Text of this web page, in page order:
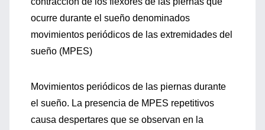
ocurre durante el sueño denominados
movimientos periódicos de las extremidades del
sueño (MPES)
Movimientos periódicos de las piernas durante
el sueño. La presencia de MPES repetitivos
causa despertares que se observan en la